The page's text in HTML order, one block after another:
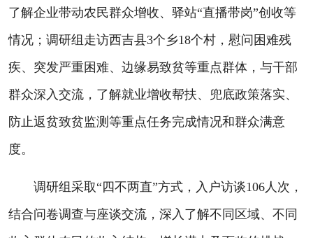
了解企业带动农民群众增收、驿站“直播带岗”创收等
情况；调研组走访西吉县3个乡18个村，慰问困难残
疾、突发严重困难、边缘易致贫等重点群体，与干部
群众深入交流，了解就业增收帮扶、兜底政策落实、
防止返贫致贫监测等重点任务完成情况和群众满意
度。
调研组采取“四不两直”方式，入户访谈106人次，
结合问卷调查与座谈交流，深入了解不同区域、不同